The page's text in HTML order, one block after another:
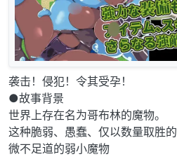
袭击！侵犯！令其受孕！
●故事背景
世界上存在名为哥布林的魔物。
这种脆弱、愚蠢、仅以数量取胜的
微不足道的弱小魔物